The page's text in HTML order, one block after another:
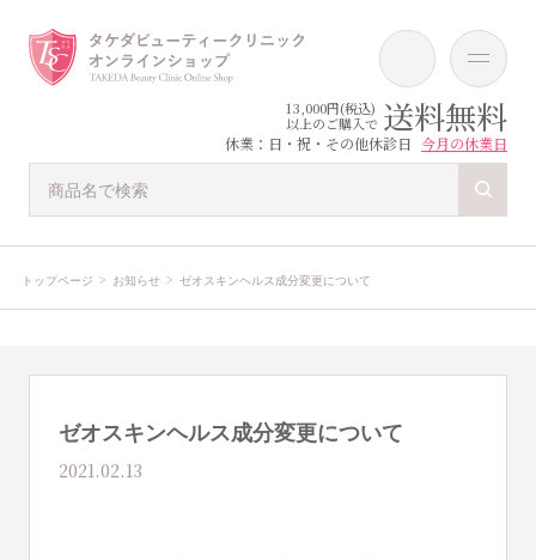
13,000円(税込)
以上のご購入で 送料無料
休業：日・祝・その他休診日 今月の休業日
トップページ お知らせ ゼオスキンヘルス成分変更について
ゼオスキンヘルス成分変更について
2021.02.13